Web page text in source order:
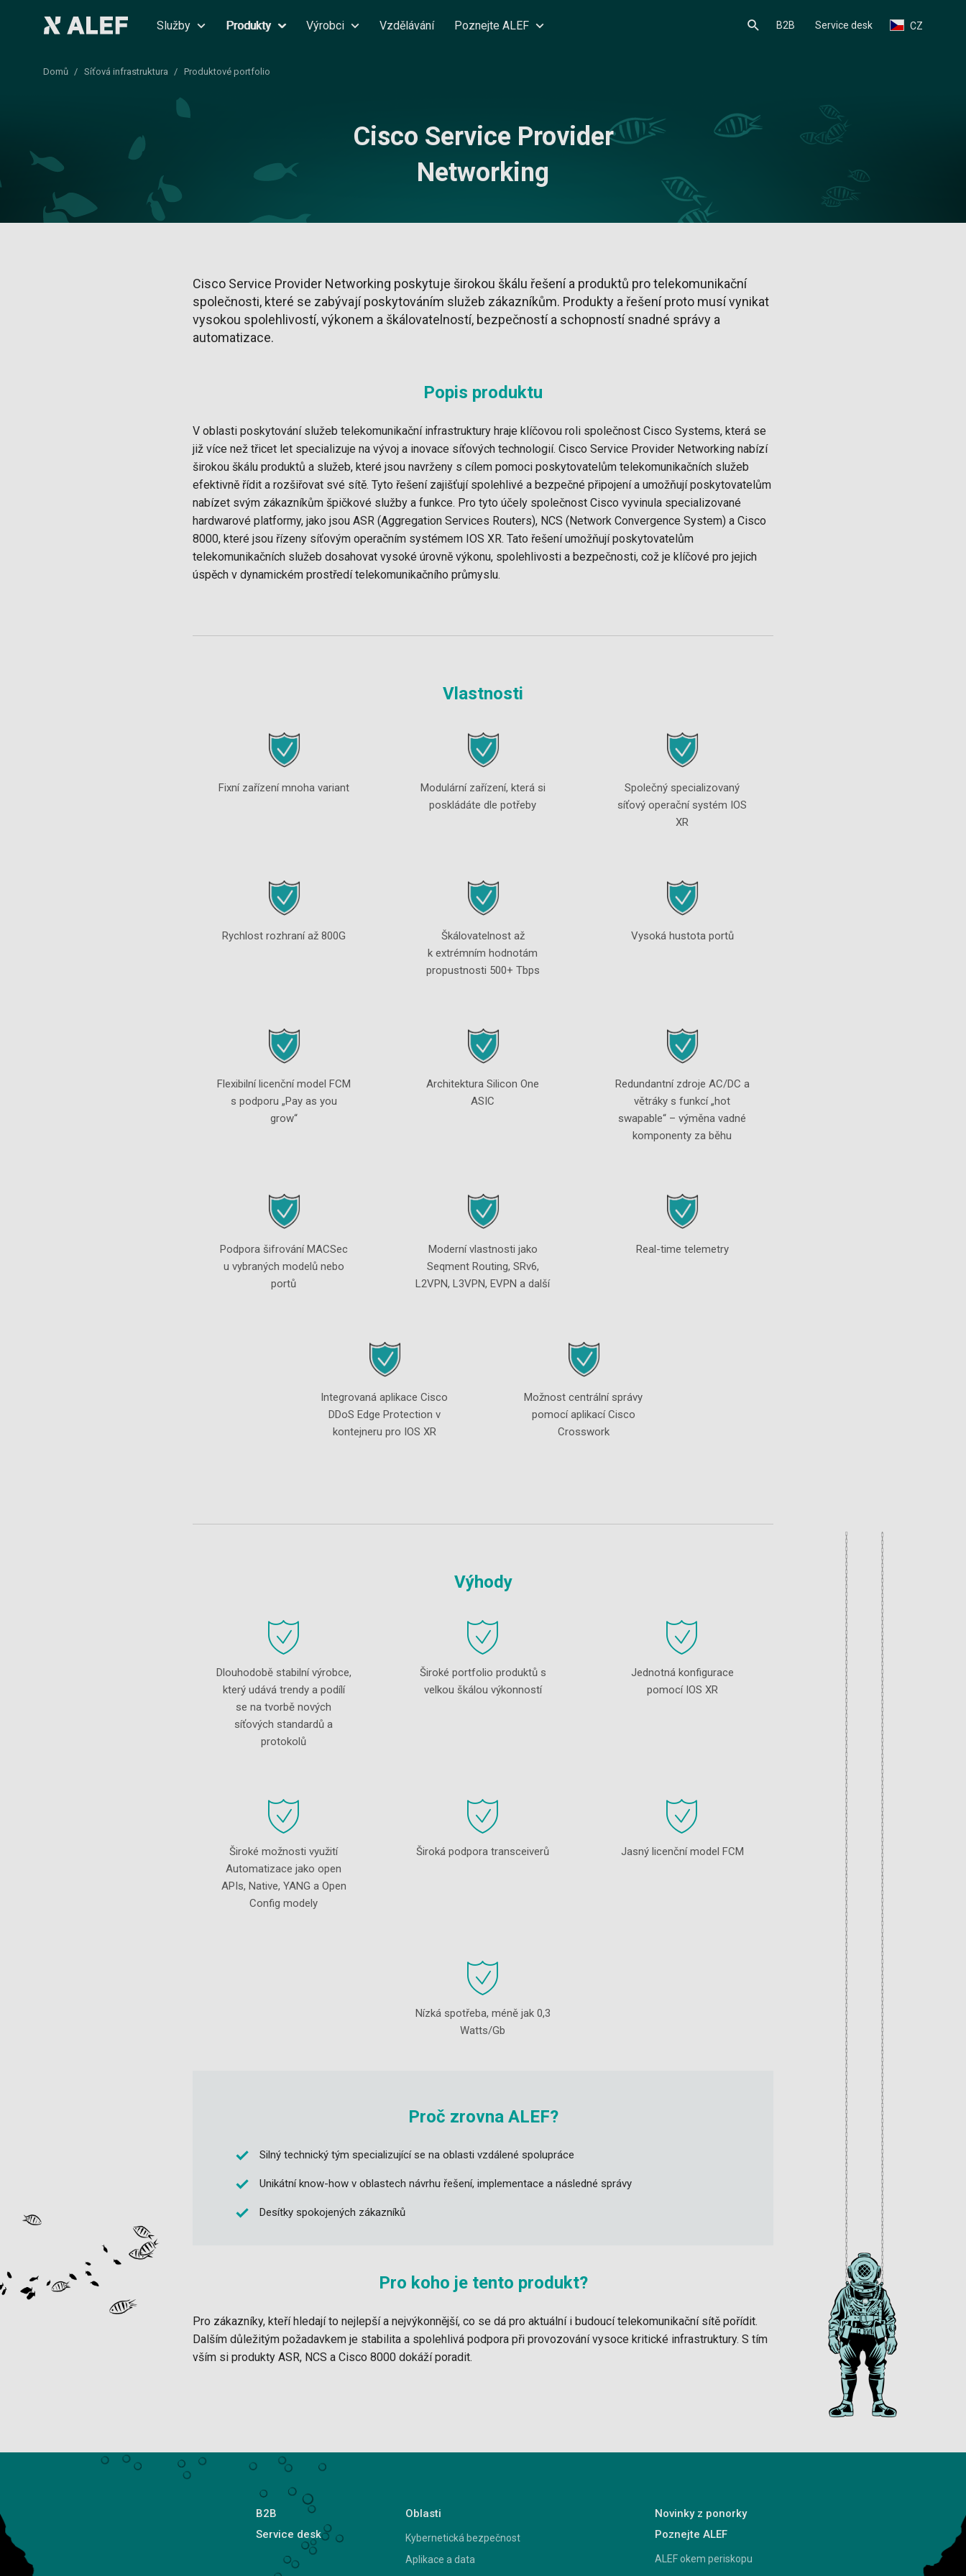
Služby Produkty Výrobci Vzdělávání Poznejte ALEF B2B Service desk CZ
Domů Síťová infrastruktura Produktové portfolio
Cisco Service Provider
Networking
Cisco Service Provider Networking poskytuje širokou škálu řešení a produktů pro telekomunikační
společnosti, které se zabývají poskytováním služeb zákazníkům. Produkty a řešení proto musí vynikat
vysokou spolehlivostí, výkonem a škálovatelností, bezpečností a schopností snadné správy a
automatizace.
Popis produktu
V oblasti poskytování služeb telekomunikační infrastruktury hraje klíčovou roli společnost Cisco Systems, která se
již více než třicet let specializuje na vývoj a inovace síťových technologií. Cisco Service Provider Networking nabízí
širokou škálu produktů a služeb, které jsou navrženy s cílem pomoci poskytovatelům telekomunikačních služeb
efektivně řídit a rozšiřovat své sítě. Tyto řešení zajišťují spolehlivé a bezpečné připojení a umožňují poskytovatelům
nabízet svým zákazníkům špičkové služby a funkce. Pro tyto účely společnost Cisco vyvinula specializované
hardwarové platformy, jako jsou ASR (Aggregation Services Routers), NCS (Network Convergence System) a Cisco
8000, které jsou řízeny síťovým operačním systémem IOS XR. Tato řešení umožňují poskytovatelům
telekomunikačních služeb dosahovat vysoké úrovně výkonu, spolehlivosti a bezpečnosti, což je klíčové pro jejich
úspěch v dynamickém prostředí telekomunikačního průmyslu.
Vlastnosti
Fixní zařízení mnoha variant
Modulární zařízení, která si
poskládáte dle potřeby
Společný specializovaný
síťový operační systém IOS
XR
Rychlost rozhraní až 800G
Škálovatelnost až
k extrémním hodnotám
propustnosti 500+ Tbps
Vysoká hustota portů
Flexibilní licenční model FCM
s podporu „Pay as you
grow“
Architektura Silicon One
ASIC
Redundantní zdroje AC/DC a
větráky s funkcí „hot
swapable“ – výměna vadné
komponenty za běhu
Podpora šifrování MACSec
u vybraných modelů nebo
portů
Moderní vlastnosti jako
Seqment Routing, SRv6,
L2VPN, L3VPN, EVPN a další
Real-time telemetry
Integrovaná aplikace Cisco
DDoS Edge Protection v
kontejneru pro IOS XR
Možnost centrální správy
pomocí aplikací Cisco
Crosswork
Výhody
Dlouhodobě stabilní výrobce,
který udává trendy a podílí
se na tvorbě nových
síťových standardů a
protokolů
Široké portfolio produktů s
velkou škálou výkonností
Jednotná konfigurace
pomocí IOS XR
Široké možnosti využití
Automatizace jako open
APIs, Native, YANG a Open
Config modely
Široká podpora transceiverů Jasný licenční model FCM
Nízká spotřeba, méně jak 0,3
Watts/Gb
Proč zrovna ALEF?
Silný technický tým specializující se na oblasti vzdálené spolupráce
Unikátní know-how v oblastech návrhu řešení, implementace a následné správy
Desítky spokojených zákazníků
Pro koho je tento produkt?
Pro zákazníky, kteří hledají to nejlepší a nejvýkonnější, co se dá pro aktuální i budoucí telekomunikační sítě pořídit.
Dalším důležitým požadavkem je stabilita a spolehlivá podpora při provozování vysoce kritické infrastruktury. S tím
vším si produkty ASR, NCS a Cisco 8000 dokáží poradit.
B2B
Service desk
Oblasti
Kybernetická bezpečnost
Aplikace a data
Novinky z ponorky
Poznejte ALEF
ALEF okem periskopu